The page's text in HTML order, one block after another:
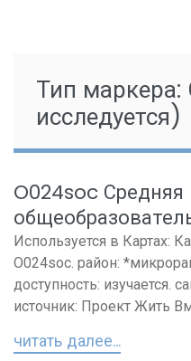
Тип маркера:
исследуется)
O024soc Средняя
Используется в Картах:
O024soc. район:
доступность: изучается.
источник: Проект Жить
читать далее...